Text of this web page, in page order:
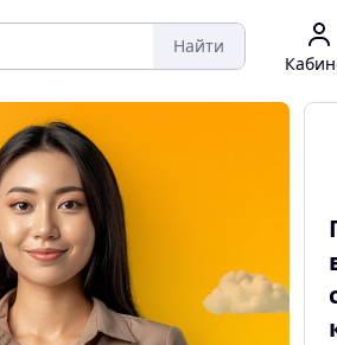
Найти